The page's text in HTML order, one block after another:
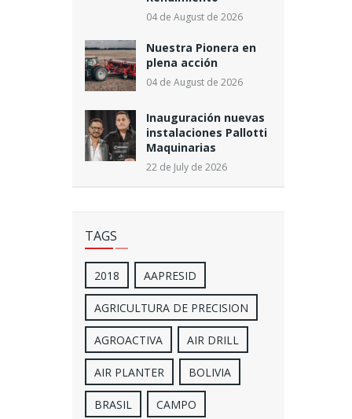
04 de August de 2026
Nuestra Pionera en
plena acción
04 de August de 2026
Inauguración nuevas
instalaciones Pallotti
Maquinarias
22 de July de 2026
TAGS
2018 AAPRESID
AGRICULTURA DE PRECISION
AGROACTIVA AIR DRILL
AIR PLANTER BOLIVIA
BRASIL CAMPO